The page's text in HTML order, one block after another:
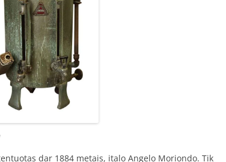
dar 1884 metais, italo Angelo Moriondo. Tik